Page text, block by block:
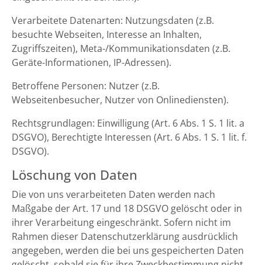
Verarbeitete Datenarten: Nutzungsdaten (z.B.
besuchte Webseiten, Interesse an Inhalten,
Zugriffszeiten), Meta-/Kommunikationsdaten (z.B.
Geräte-Informationen, IP-Adressen).
Betroffene Personen: Nutzer (z.B.
Webseitenbesucher, Nutzer von Onlinediensten).
Rechtsgrundlagen: Einwilligung (Art. 6 Abs. 1 S. 1 lit. a
DSGVO), Berechtigte Interessen (Art. 6 Abs. 1 S. 1 lit. f.
DSGVO).
Löschung von Daten
Die von uns verarbeiteten Daten werden nach
Maßgabe der Art. 17 und 18 DSGVO gelöscht oder in
ihrer Verarbeitung eingeschränkt. Sofern nicht im
Rahmen dieser Datenschutzerklärung ausdrücklich
angegeben, werden die bei uns gespeicherten Daten